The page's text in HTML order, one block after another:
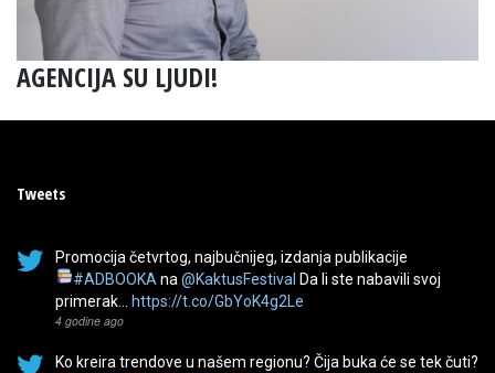
AGENCIJA SU LJUDI!
Tweets
Promocija četvrtog, najbučnijeg, izdanja publikacije
#ADBOOKA na @KaktusFestival Da li ste nabavili svoj
primerak… https://t.co/GbYoK4g2Le
4 godine ago
Ko kreira trendove u našem regionu? Čija buka će se tek čuti?